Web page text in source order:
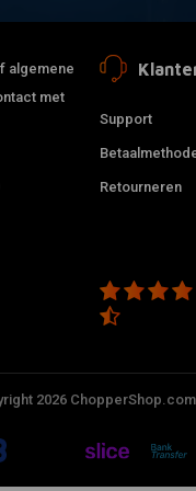
algemene
met
Support
Retourneren
2026 ChopperShop.com